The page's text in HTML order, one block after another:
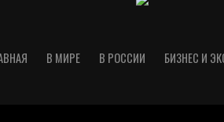
В МИРЕ В РОССИИ БИЗНЕС И